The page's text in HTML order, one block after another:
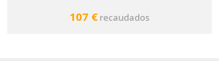
107 € recaudados